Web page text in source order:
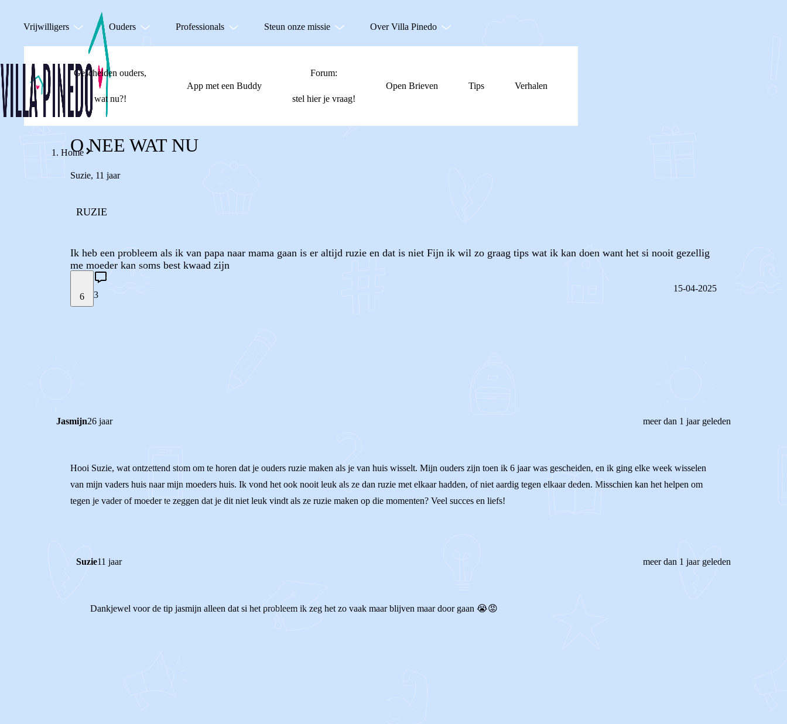
Vrijwilligers Ouders Professionals Steun onze missie Over Villa Pinedo
Gescheiden ouders,
wat nu?!
App met een Buddy
Forum:
stel hier je vraag!
Open Brieven Tips Verhalen
Home
O NEE WAT NU
Suzie, 11 jaar
RUZIE
Ik heb een probleem als ik van papa naar mama gaan is er altijd ruzie en dat is niet Fijn ik wil zo graag tips wat ik kan doen want het si nooit gezellig
me moeder kan soms best kwaad zijn
6 3
15-04-2025
Jasmijn26 jaar meer dan 1 jaar geleden
Hooi Suzie, wat ontzettend stom om te horen dat je ouders ruzie maken als je van huis wisselt. Mijn ouders zijn toen ik 6 jaar was gescheiden, en ik ging elke week wisselen
van mijn vaders huis naar mijn moeders huis. Ik vond het ook nooit leuk als ze dan ruzie met elkaar hadden, of niet aardig tegen elkaar deden. Misschien kan het helpen om
tegen je vader of moeder te zeggen dat je dit niet leuk vindt als ze ruzie maken op die momenten? Veel succes en liefs!
Suzie11 jaar meer dan 1 jaar geleden
Dankjewel voor de tip jasmijn alleen dat si het probleem ik zeg het zo vaak maar blijven maar door gaan 😭😡